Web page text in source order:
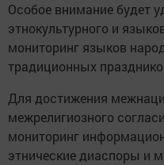
Особое внимание будет
этнокультурного и
мониторинг языков
традиционных
Для достижения
межрелигиозного
мониторинг
этнические диаспоры и